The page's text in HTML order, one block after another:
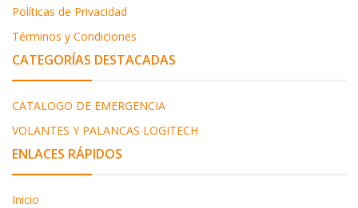
Políticas de Privacidad
Términos y Condiciones
CATEGORÍAS DESTACADAS
CATALOGO DE EMERGENCIA
VOLANTES Y PALANCAS LOGITECH
ENLACES RÁPIDOS
Inicio